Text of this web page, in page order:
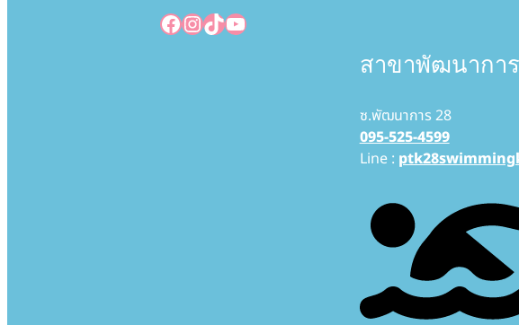
Facebook
Instagram
TikTok
YouTube
สาขาพัฒนาการ
ซ.พัฒนาการ 28
095-525-4599
Line :